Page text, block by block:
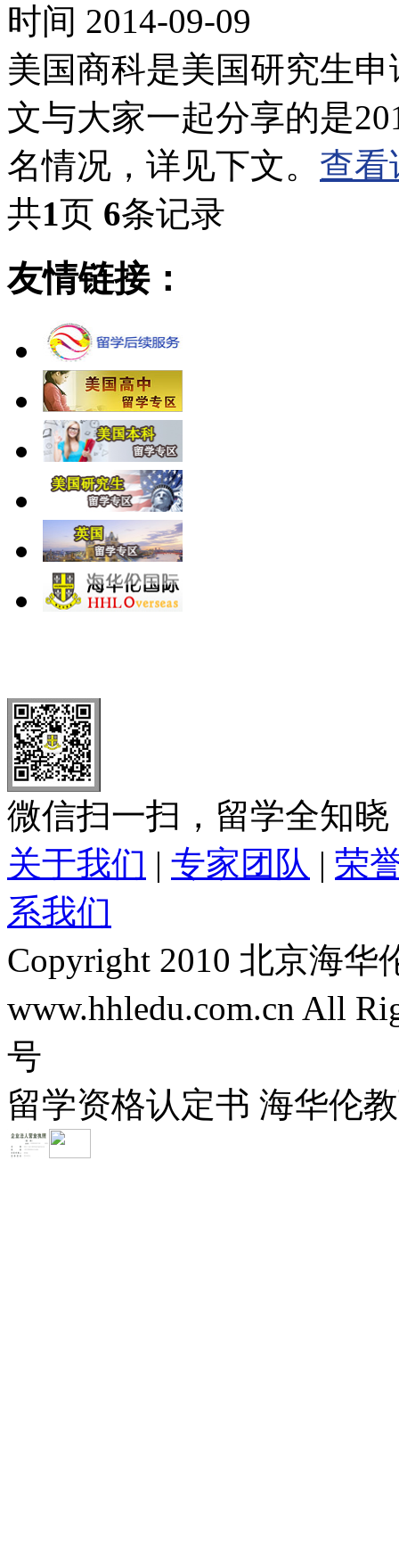
时间 2014-09-09
美国商科是美国研究生
文与大家一起分享的是
名情况，详见下文。 查看
共1页 6条记录
友情链接：
微信扫一扫，留学全知晓
关于我们 | 专家团队 | 荣
系我们
Copyright 2010 北京海
www.hhledu.com.cn All
号
留学资格认定书 海华伦